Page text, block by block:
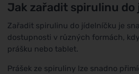
Jak zařadit spirulinu do
Zařadit spirulinu do jídelníčku je
dostupnosti v různých formách,
prášku nebo tablet.
Prášek ze spiruliny lze snadno